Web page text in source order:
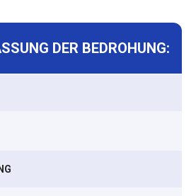
DER BEDROHUNG: